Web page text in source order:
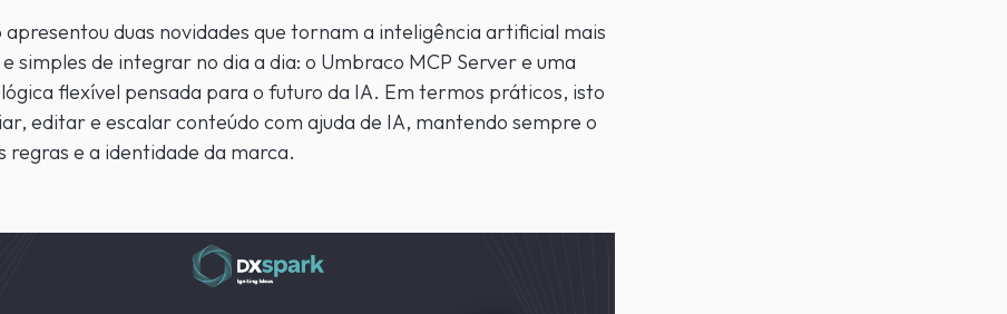
apresentou duas novidades que tornam a inteligência artificial mais
simples de integrar no dia a dia: o Umbraco MCP Server e uma
flexível pensada para o futuro da IA. Em termos práticos, isto
editar e escalar conteúdo com ajuda de IA, mantendo sempre o
regras e a identidade da marca.